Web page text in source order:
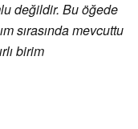
değildir. Bu öğede
sırasında mevcuttu
birim